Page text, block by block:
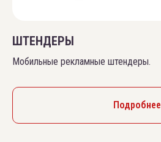
ШТЕНДЕРЫ
Мобильные рекламные штендеры.
Подробнее